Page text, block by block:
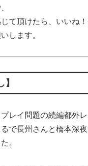
て頂けたら、いいね
します。
】
レイ問題の続編都外
で長州さんと橋本深
。